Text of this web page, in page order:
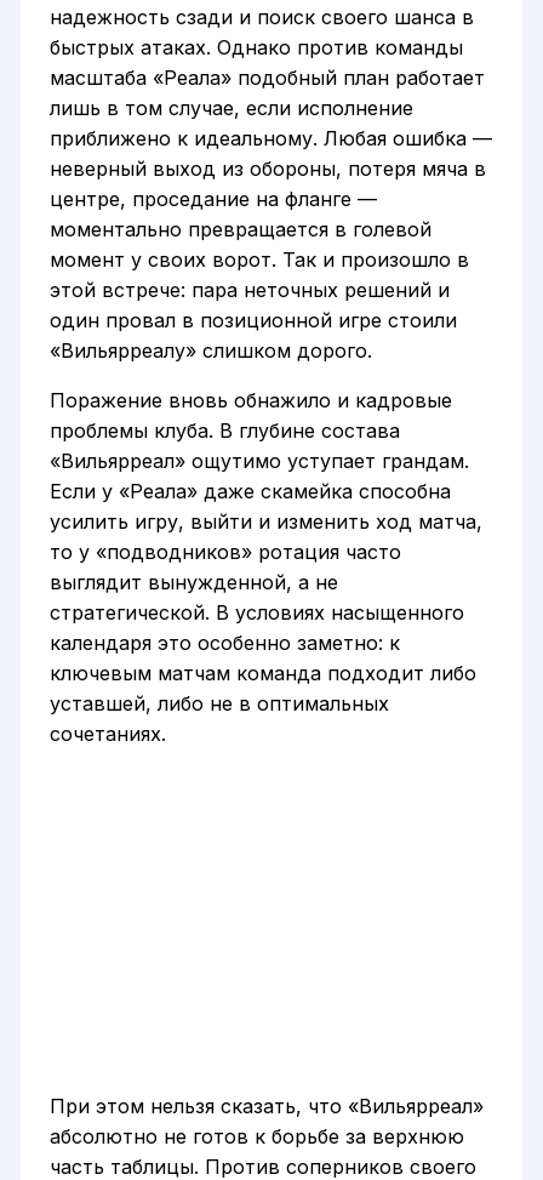
надежность сзади и поиск своего шанса в
быстрых атаках. Однако против команды
масштаба «Реала» подобный план работает
лишь в том случае, если исполнение
приближено к идеальному. Любая ошибка —
неверный выход из обороны, потеря мяча в
центре, проседание на фланге —
моментально превращается в голевой
момент у своих ворот. Так и произошло в
этой встрече: пара неточных решений и
один провал в позиционной игре стоили
«Вильярреалу» слишком дорого.
Поражение вновь обнажило и кадровые
проблемы клуба. В глубине состава
«Вильярреал» ощутимо уступает грандам.
Если у «Реала» даже скамейка способна
усилить игру, выйти и изменить ход матча,
то у «подводников» ротация часто
выглядит вынужденной, а не
стратегической. В условиях насыщенного
календаря это особенно заметно: к
ключевым матчам команда подходит либо
уставшей, либо не в оптимальных
сочетаниях.
При этом нельзя сказать, что «Вильярреал»
абсолютно не готов к борьбе за верхнюю
часть таблицы. Против соперников своего